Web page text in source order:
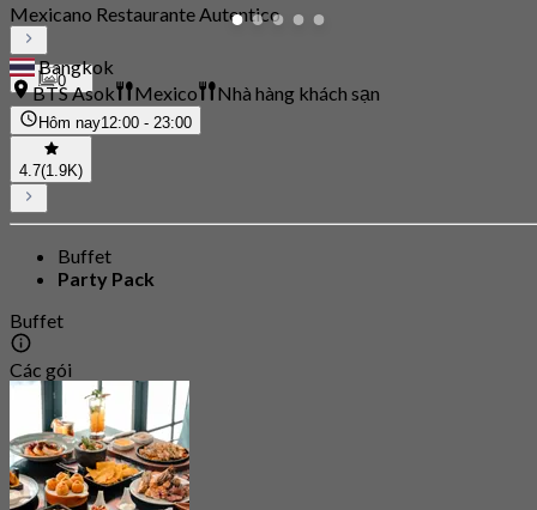
0
Mexicano Restaurante Autentico
Bangkok
BTS Asok
Mexico Nhà hàng khách sạn
Hôm nay12:00 - 23:00
4.7(1.9K)
Buffet
Party Pack
Buffet
Các gói